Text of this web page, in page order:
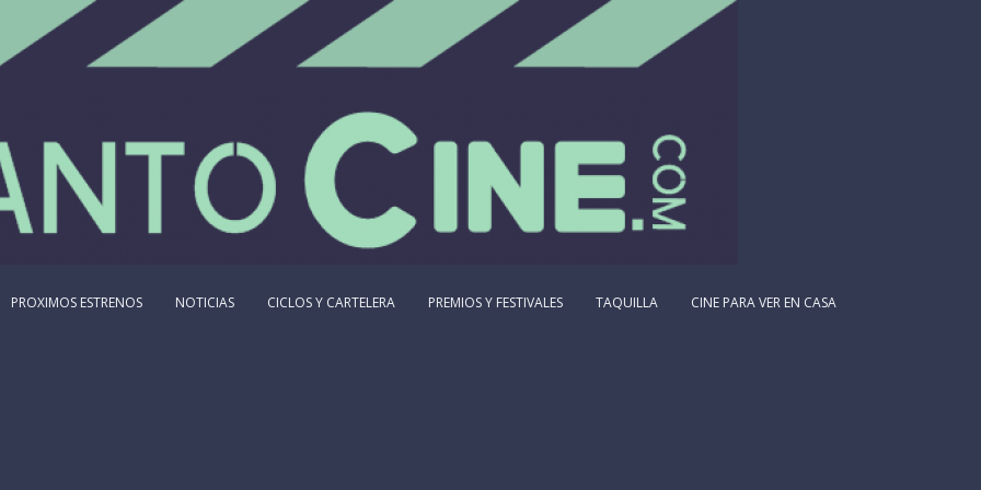
PROXIMOS ESTRENOS NOTICIAS CICLOS Y CARTELERA PREMIOS Y FESTIVALES TAQUILLA CINE PARA VER EN CASA